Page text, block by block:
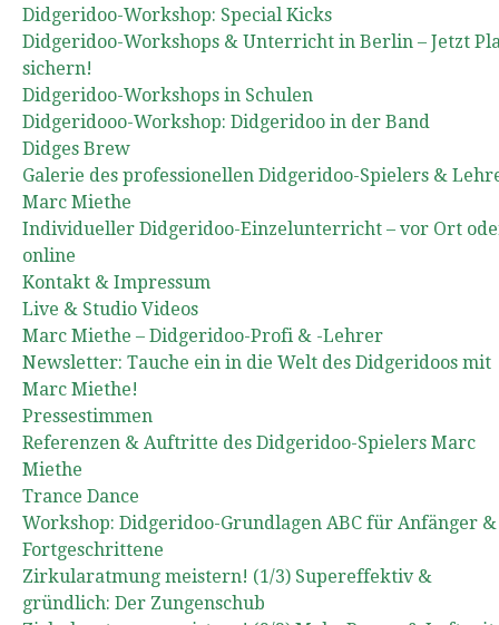
Didgeridoo-Workshop: Special Kicks
Didgeridoo-Workshops & Unterricht in Berlin – Jetzt
sichern!
Didgeridoo-Workshops in Schulen
Didgeridooo-Workshop: Didgeridoo in der Band
Didges Brew
Galerie des professionellen Didgeridoo-Spielers &
Marc Miethe
Individueller Didgeridoo-Einzelunterricht – vor Ort
online
Kontakt & Impressum
Live & Studio Videos
Marc Miethe – Didgeridoo-Profi & -Lehrer
Newsletter: Tauche ein in die Welt des Didgeridoos mit
Marc Miethe!
Pressestimmen
Referenzen & Auftritte des Didgeridoo-Spielers Marc
Miethe
Trance Dance
Workshop: Didgeridoo-Grundlagen ABC für Anfänger &
Fortgeschrittene
Zirkularatmung meistern! (1/3) Supereffektiv &
gründlich: Der Zungenschub